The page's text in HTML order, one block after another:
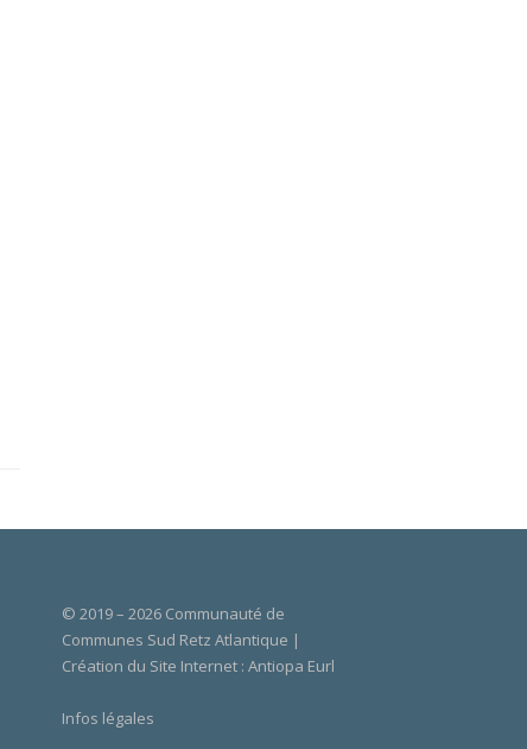
© 2019 – 2026 Communauté de
Communes Sud Retz Atlantique |
Création du Site Internet : Antiopa Eurl
Infos légales